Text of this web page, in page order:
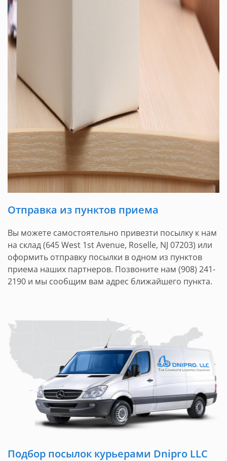
Отправка из пунктов приема
Вы можете самостоятельно привезти посылку к нам
на склад (645 West 1st Avenue, Roselle, NJ 07203) или
оформить отправку посылки в одном из пунктов
приема наших партнеров. Позвоните нам (908) 241-
2190 и мы сообщим вам адрес ближайшего пункта.
Подбор посылок курьерами Dnipro LLC